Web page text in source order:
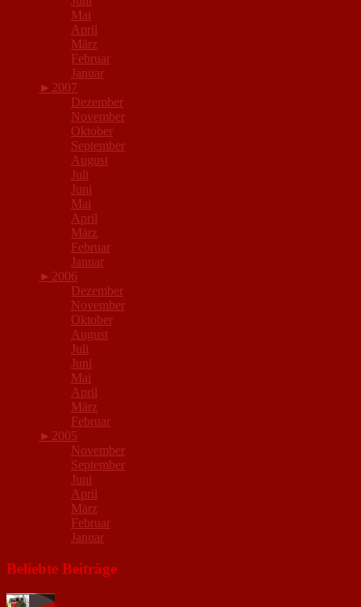
Mai
April
März
Februar
Januar
► 2007
Dezember
November
Oktober
September
August
Juli
Juni
Mai
April
März
Februar
Januar
► 2006
Dezember
November
Oktober
August
Juli
Juni
Mai
April
März
Februar
► 2005
November
September
Juni
April
März
Februar
Januar
Beliebte Beiträge